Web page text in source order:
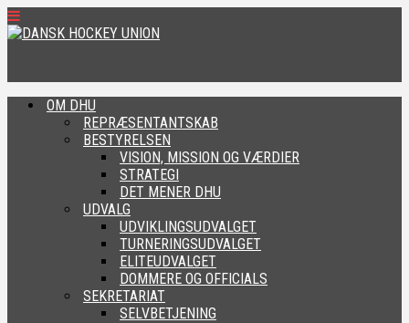
OM DHU
REPRÆSENTANTSKAB
BESTYRELSEN
VISION, MISSION OG VÆRDIER
STRATEGI
DET MENER DHU
UDVALG
UDVIKLINGSUDVALGET
TURNERINGSUDVALGET
ELITEUDVALGET
DOMMERE OG OFFICIALS
SEKRETARIAT
SELVBETJENING